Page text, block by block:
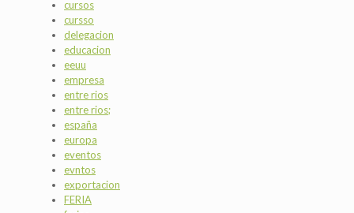
cursos
cursso
delegacion
educacion
eeuu
empresa
entre rios
entre rios;
españa
europa
eventos
evntos
exportacion
FERIA